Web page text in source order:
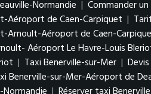
Normandie | Commander
Aéroport de Caen-Carpiquet |
Arnoult-Aéroport de Caen-
Aéroport Le Havre-Louis
| Taxi Benerville-sur-Mer |
Benerville-sur-Mer-Aéroport de